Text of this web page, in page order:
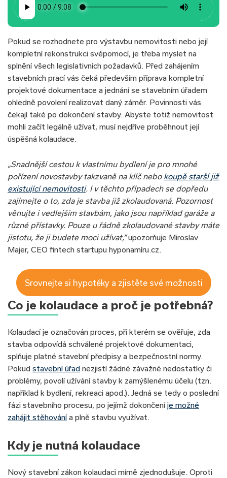
Pokud se rozhodnete pro výstavbu nemovitosti nebo její
kompletní rekonstrukci svépomocí, je třeba myslet na
splnění všech legislativních požadavků. Před zahájením
stavebních prací vás čeká především příprava kompletní
projektové dokumentace a jednání se stavebním úřadem
ohledně povolení realizovat daný záměr. Povinnosti vás
čekají také po dokončení stavby. Abyste totiž nemovitost
mohli začít legálně užívat, musí nejdříve proběhnout její
úspěšná kolaudace.
„Snadnější cestou k vlastnímu bydlení je pro mnohé
pořízení novostavby takzvaně na klíč nebo koupě starší již
existující nemovitosti. I v těchto případech se dopředu
zajímejte o to, zda je stavba již zkolaudovaná. Pozornost
věnujte i vedlejším stavbám, jako jsou například garáže a
různé přístavky. Pouze u řádně zkolaudované stavby máte
jistotu, že ji budete moci užívat,“upozorňuje Miroslav
Majer, CEO fintech startupu hyponamíru.cz.
Srovnejte si hypotéky a zjistěte své možnosti
Co je kolaudace a proč je potřebná?
Kolaudací je označován proces, při kterém se ověřuje, zda
stavba odpovídá schválené projektové dokumentaci,
splňuje platné stavební předpisy a bezpečnostní normy.
Pokud stavební úřad nezjistí žádné závažné nedostatky či
problémy, povolí užívání stavby k zamýšlenému účelu (tzn.
například k bydlení, rekreaci apod.). Jedná se tedy o poslední
fázi stavebního procesu, po jejímž dokončení je možné
zahájit stěhovánía plně stavbu využívat.
Kdy je nutná kolaudace
Nový stavební zákon kolaudaci mírně zjednodušuje. Oproti